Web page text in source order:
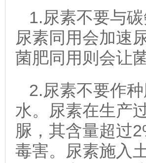
1.尿素不要与
尿素同用会加速
菌肥同用则会让
2.尿素不要作
水。尿素在生产
脲，其含量超过
毒害。尿素施入